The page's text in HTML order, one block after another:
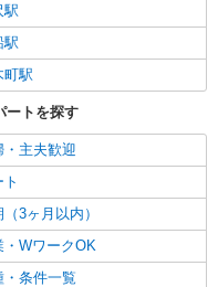
駅
駅
町駅
ートを探す
・主夫歓迎
3ヶ月以内）
・WワークOK
・条件一覧